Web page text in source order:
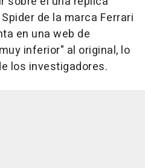
de la marca Ferrari
en una web de
inferior" al original, lo
los investigadores.